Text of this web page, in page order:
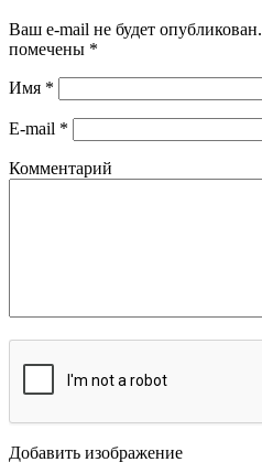
Ваш e-mail не будет опубликован.
помечены *
Имя *
E-mail *
Комментарий
Добавить изображение